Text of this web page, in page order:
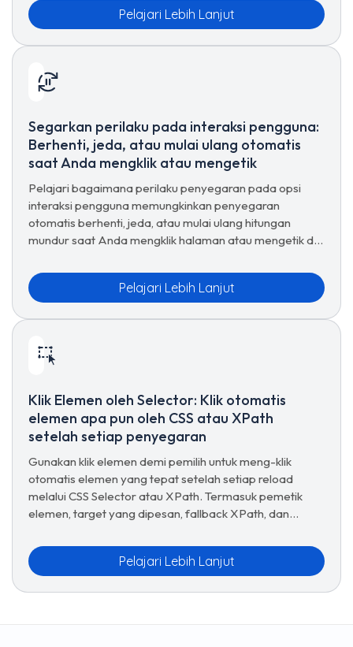
Pelajari Lebih Lanjut
Segarkan perilaku pada interaksi pengguna:
Berhenti, jeda, atau mulai ulang otomatis
saat Anda mengklik atau mengetik
Pelajari bagaimana perilaku penyegaran pada opsi
interaksi pengguna memungkinkan penyegaran
otomatis berhenti, jeda, atau mulai ulang hitungan
mundur saat Anda mengklik halaman atau mengetik di
mengganggu Anda.
Pelajari Lebih Lanjut
Klik Elemen oleh Selector: Klik otomatis
elemen apa pun oleh CSS atau XPath
setelah setiap penyegaran
Gunakan klik elemen demi pemilih untuk meng-klik
otomatis elemen yang tepat setelah setiap reload
melalui CSS Selector atau XPath. Termasuk pemetik
elemen, target yang dipesan, fallback XPath, dan
Pelajari Lebih Lanjut